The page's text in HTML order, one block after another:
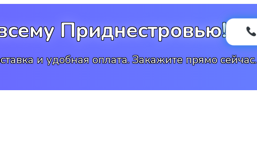
Приднестровью!
и удобная оплата. Закажите прямо сейчас.